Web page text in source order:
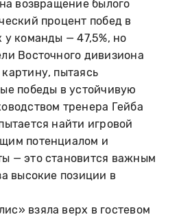
возвращение былого
процент побед в
у команды — 47,5%, но
Восточного дивизиона
пытаясь
победы в устойчивую
тренера Гейба
найти игровой
потенциалом и
— это становится важным
высокие позиции в
взяла верх в гостевом